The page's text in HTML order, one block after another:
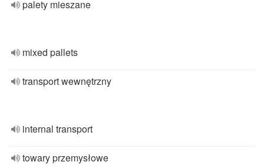
palety mieszane
mixed pallets
transport wewnętrzny
internal transport
towary przemysłowe